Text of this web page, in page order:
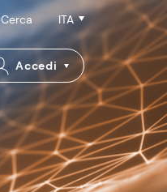
Cerca
Accedi